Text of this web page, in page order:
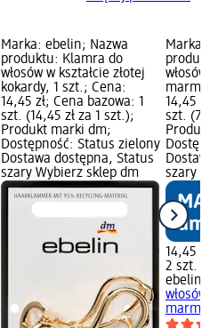
Marka: ebelin; Nazwa
produktu: Klamra do
włosów w kształcie złotej
kokardy, 1 szt.; Cena:
14,45 zł; Cena bazowa: 1
szt. (14,45 zł za 1 szt.);
Produkt marki dm;
Dostępność: Status zielony
Dostawa dostępna, Status
szary Wybierz sklep dm
Marka:
włosów
14,45
szt.
Produkt
szary
14,45 zł
2 szt.
ebelin
włosów